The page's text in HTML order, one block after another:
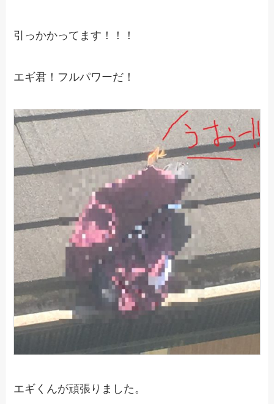
引っかかってます！！！
エギ君！フルパワーだ！
エギくんが頑張りました。